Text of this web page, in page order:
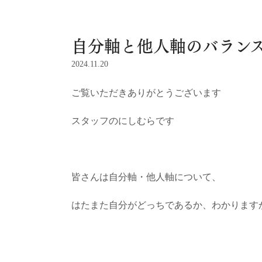
自分軸と他人軸のバラン
2024.11.20
ご覧いただきありがとうございます
スタッフのにしむらです
皆さんは自分軸・他人軸について、
はたまた自分がどっちであるか、わかります